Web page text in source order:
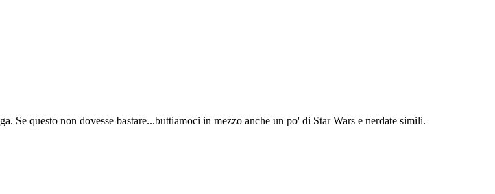
Se questo non dovesse bastare...buttiamoci in mezzo anche un po' di Star Wars e nerdate simili.